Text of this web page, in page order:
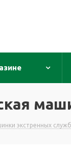
экстренных служб